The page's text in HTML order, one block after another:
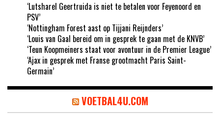
‘Lutsharel Geertruida is niet te betalen voor Feyenoord en
PSV’
‘Nottingham Forest aast op Tijjani Reijnders’
‘Louis van Gaal bereid om in gesprek te gaan met de KNVB’
‘Teun Koopmeiners staat voor avontuur in de Premier League’
‘Ajax in gesprek met Franse grootmacht Paris Saint-
Germain’
VOETBAL4U.COM